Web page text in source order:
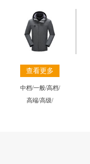
查看更多
中档/一般/高档/
高端/高级/